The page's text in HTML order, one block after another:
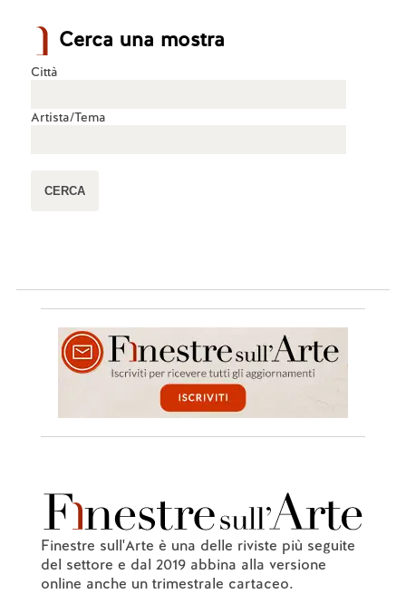
Cerca una mostra
Città
Artista/Tema
Finestre sull'Arte è una delle riviste più seguite
del settore e dal 2019 abbina alla versione
online anche un trimestrale cartaceo.